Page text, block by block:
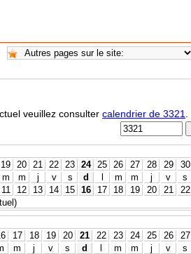
veuillez consulter calendrier de 3321
19 20 21 22 23 24 25 26 27 28 29 30
m m j v s d l m m j v s
11 12 13 14 15 16 17 18 19 20 21 22
17 18 19 20 21 22 23 24 25 26 27
m j v s d m m j v s